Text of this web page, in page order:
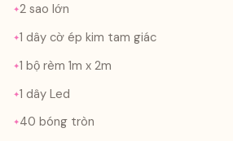
2 sao lớn
1 dây cờ ép kim tam giác
1 bộ rèm 1m x 2m
1 dây Led
40 bóng tròn